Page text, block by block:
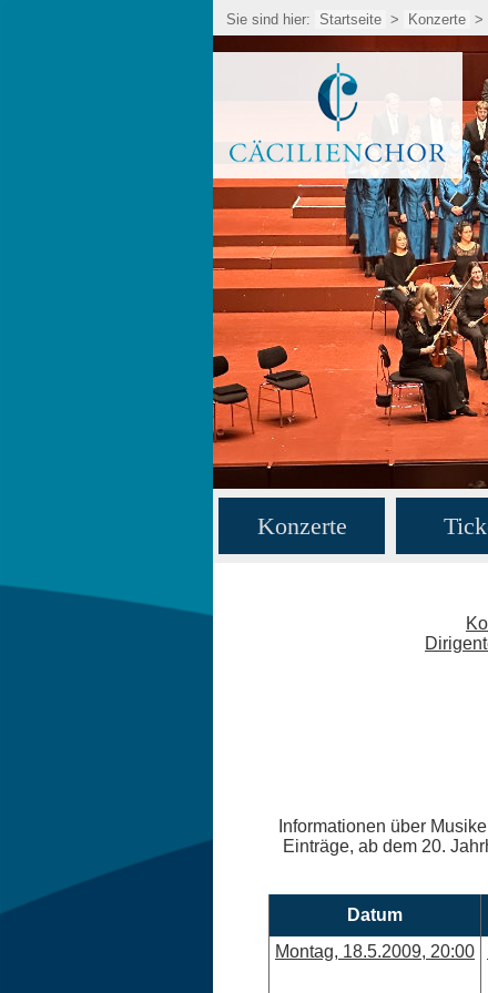
Sie sind hier: Startseite > Konzerte >
Konzerte
Informationen über
Einträge, ab dem 20.
Datum
Montag, 18.5.2009, 20:00